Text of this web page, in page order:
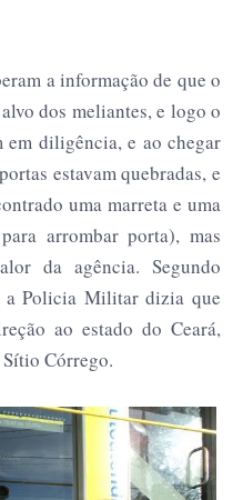
a informação de que o
dos meliantes, e logo o
em diligência, e ao chegar
estavam quebradas, e
uma marreta e uma
arrombar porta), mas
da agência. Segundo
a Policia Militar dizia que
ao estado do Ceará,
Sítio Córrego.